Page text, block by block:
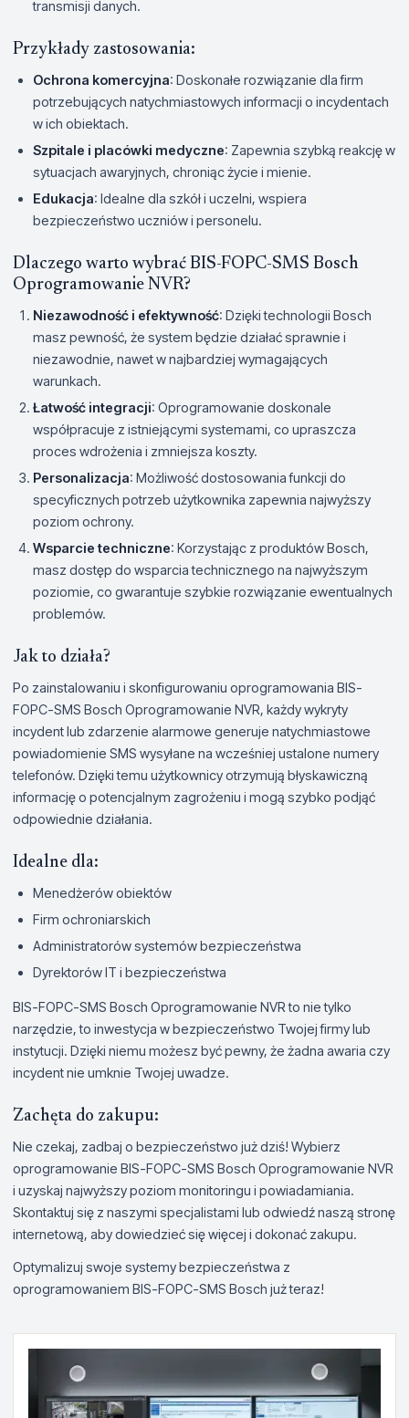
transmisji danych.
Przykłady zastosowania:
Ochrona komercyjna: Doskonałe rozwiązanie dla firm
potrzebujących natychmiastowych informacji o incydentach
w ich obiektach.
Szpitale i placówki medyczne: Zapewnia szybką reakcję w
sytuacjach awaryjnych, chroniąc życie i mienie.
Edukacja: Idealne dla szkół i uczelni, wspiera
bezpieczeństwo uczniów i personelu.
Dlaczego warto wybrać BIS-FOPC-SMS Bosch
Oprogramowanie NVR?
Niezawodność i efektywność: Dzięki technologii Bosch
masz pewność, że system będzie działać sprawnie i
niezawodnie, nawet w najbardziej wymagających
warunkach.
Łatwość integracji: Oprogramowanie doskonale
współpracuje z istniejącymi systemami, co upraszcza
proces wdrożenia i zmniejsza koszty.
Personalizacja: Możliwość dostosowania funkcji do
specyficznych potrzeb użytkownika zapewnia najwyższy
poziom ochrony.
Wsparcie techniczne: Korzystając z produktów Bosch,
masz dostęp do wsparcia technicznego na najwyższym
poziomie, co gwarantuje szybkie rozwiązanie ewentualnych
problemów.
Jak to działa?
Po zainstalowaniu i skonfigurowaniu oprogramowania BIS-
FOPC-SMS Bosch Oprogramowanie NVR, każdy wykryty
incydent lub zdarzenie alarmowe generuje natychmiastowe
powiadomienie SMS wysyłane na wcześniej ustalone numery
telefonów. Dzięki temu użytkownicy otrzymują błyskawiczną
informację o potencjalnym zagrożeniu i mogą szybko podjąć
odpowiednie działania.
Idealne dla:
Menedżerów obiektów
Firm ochroniarskich
Administratorów systemów bezpieczeństwa
Dyrektorów IT i bezpieczeństwa
BIS-FOPC-SMS Bosch Oprogramowanie NVR to nie tylko
narzędzie, to inwestycja w bezpieczeństwo Twojej firmy lub
instytucji. Dzięki niemu możesz być pewny, że żadna awaria czy
incydent nie umknie Twojej uwadze.
Zachęta do zakupu:
Nie czekaj, zadbaj o bezpieczeństwo już dziś! Wybierz
oprogramowanie BIS-FOPC-SMS Bosch Oprogramowanie NVR
i uzyskaj najwyższy poziom monitoringu i powiadamiania.
Skontaktuj się z naszymi specjalistami lub odwiedź naszą stronę
internetową, aby dowiedzieć się więcej i dokonać zakupu.
Optymalizuj swoje systemy bezpieczeństwa z
oprogramowaniem BIS-FOPC-SMS Bosch już teraz!